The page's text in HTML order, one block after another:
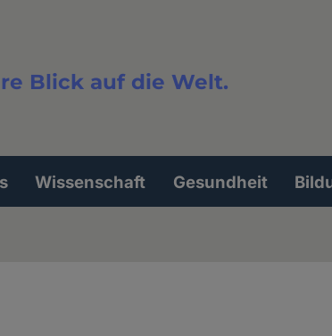
Blick auf die Welt.
Wissenschaft Gesundheit